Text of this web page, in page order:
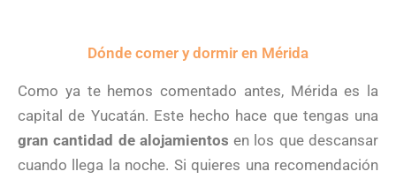
Dónde comer y dormir en Mérida
Como ya te hemos comentado antes, Mérida es la
capital de Yucatán. Este hecho hace que tengas una
gran cantidad de alojamientos en los que descansar
cuando llega la noche. Si quieres una recomendación